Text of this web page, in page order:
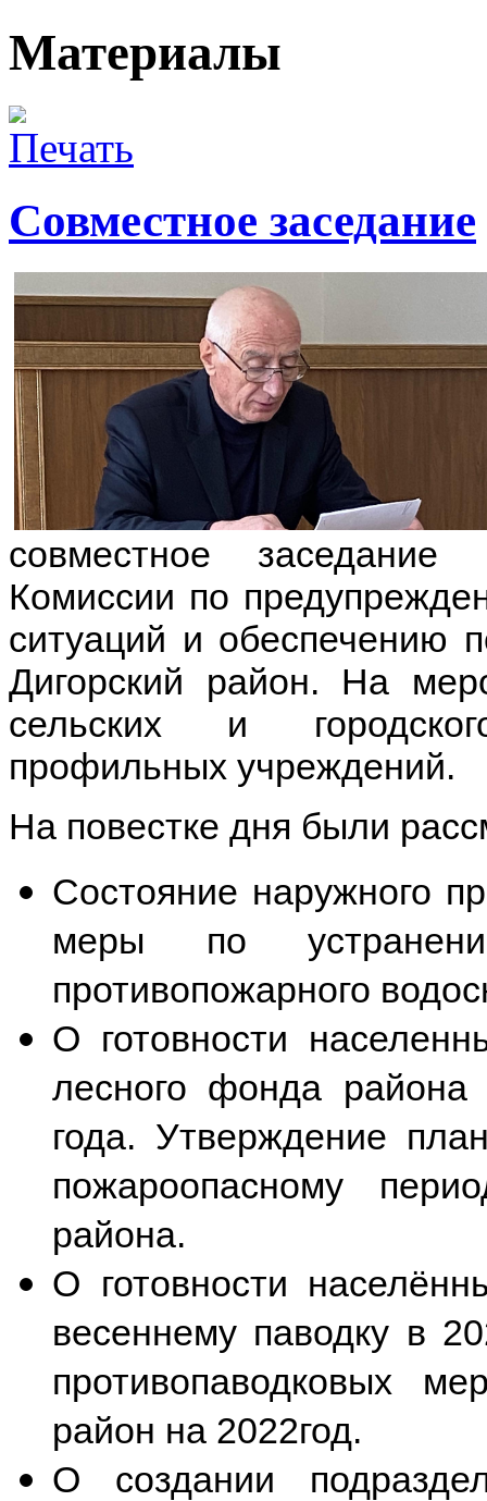
Материалы
Совместное заседание
совместное заседание
Комиссии по
ситуаций и обеспечению
Дигорский район. На
сельских и
профильных учреждений.
На повестке дня были
Состояние наружного
меры по
противопожарного
О готовности
лесного фонда района
года. Утверждение
пожароопасному
района.
О готовности
весеннему паводку в
противопаводковых
район на 2022год.
О создании